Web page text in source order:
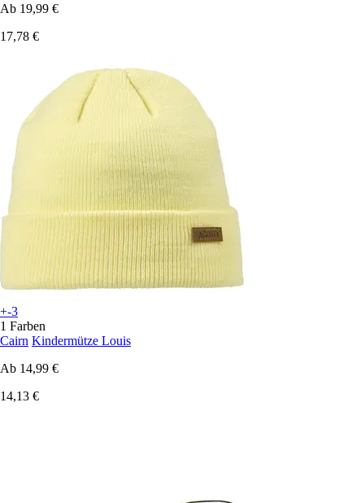
Ab 19,99 €
17,78 €
+-3
1 Farben
Cairn Kindermütze Louis
Ab 14,99 €
14,13 €